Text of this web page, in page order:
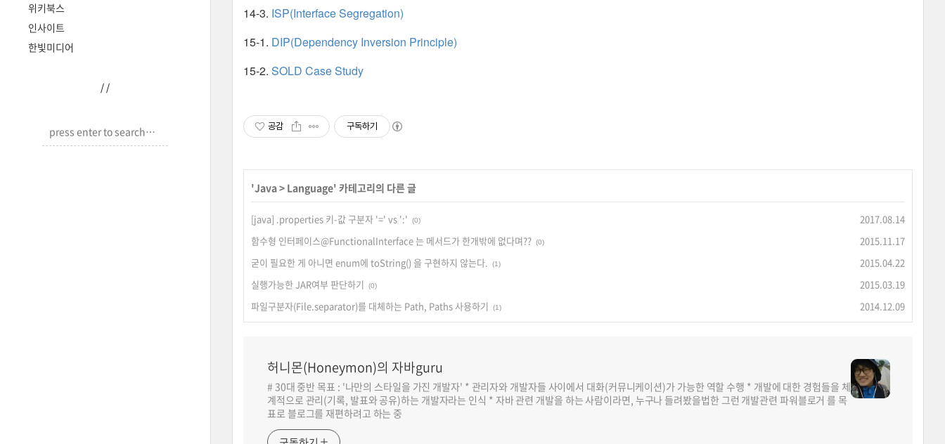
위키북스
인사이트
한빛미디어
/ /
14-3. ISP(Interface Segregation)
15-1. DIP(Dependency Inversion Principle)
15-2. SOLD Case Study
공감 구독하기
'Java> Language' 카테고리의 다른 글
[java] .properties 키-값 구분자 '=' vs ':' (0)
2017.08.14
함수형 인터페이스@FunctionalInterface 는 메서드가 한개밖에 없다며?? (0)
2015.11.17
굳이 필요한 게 아니면 enum에 toString() 을 구현하지 않는다.
(1)
2015.04.22
실행가능한 JAR여부 판단하기
(0)
2015.03.19
파일구분자(File.separator)를 대체하는 Path, Paths 사용하기
(1) 2014.12.09
허니몬(Honeymon)의 자바guru
# 30대 중반 목표 : '나만의 스타일을 가진 개발자' * 관리자와 개발자들 사이에서 대화(커뮤니케이션)가 가능한 역할 수행 * 개발에 대한 경험들을 체
계적으로 관리(기록, 발표와 공유)하는 개발자라는 인식 * 자바 관련 개발을 하는 사람이라면, 누구나 들려봤을법한 그런 개발관련 파워블로거 를 목
표로 블로그를 재편하려고 하는 중